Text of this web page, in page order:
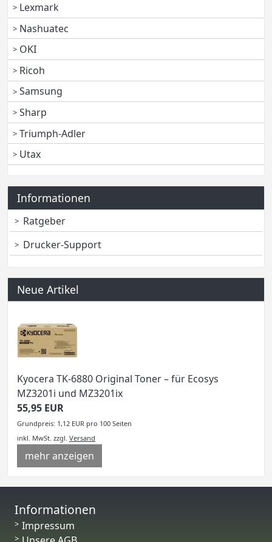
Lexmark
Nashuatec
OKI
Ricoh
Samsung
Sharp
Triumph-Adler
Utax
Informationen
Ratgeber
Drucker-Support
Neue Artikel
Kyocera TK-6880 Original Toner – für Ecosys
MZ3201i und MZ3201ix
55,95 EUR
Grundpreis: 1,12 EUR pro 100 Seiten
inkl. MwSt. zzgl. Versand
mehr anzeigen
Informationen
Impressum